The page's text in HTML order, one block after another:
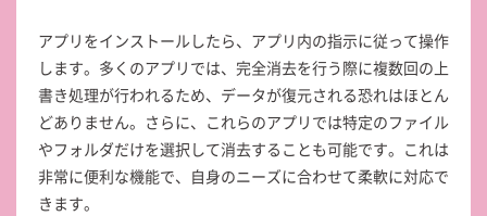
アプリをインストールしたら、アプリ内の指示に従って操作
します。多くのアプリでは、完全消去を行う際に複数回の上
書き処理が行われるため、データが復元される恐れはほとん
どありません。さらに、これらのアプリでは特定のファイル
やフォルダだけを選択して消去することも可能です。これは
非常に便利な機能で、自身のニーズに合わせて柔軟に対応で
きます。